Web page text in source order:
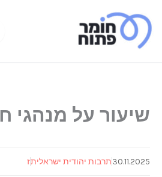
לתוכן
שיעור על מנהגי
30.11.2025תרבות יהודית ישראליתז